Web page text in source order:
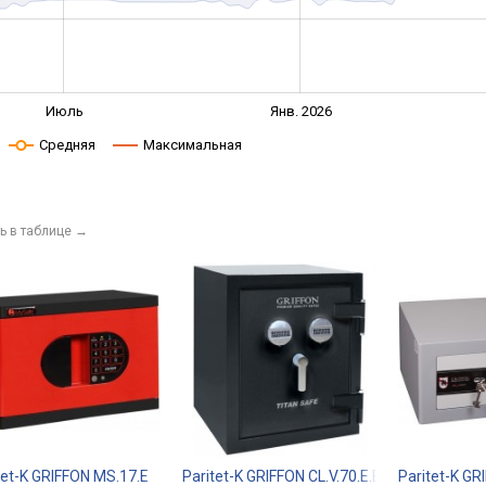
Июль Янв. 2026
Средняя Максимальная
в таблице →
K GRIFFON MS.17.E Paritet-K GRIFFON CL.V.70.E.E Paritet-K